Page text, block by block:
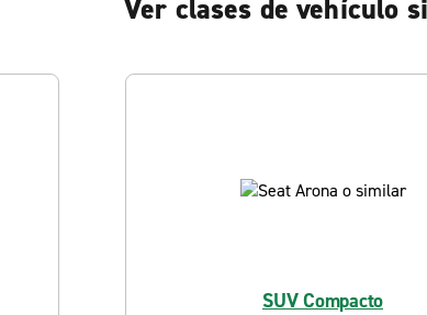
Ver clases de vehículo
SUV Compacto